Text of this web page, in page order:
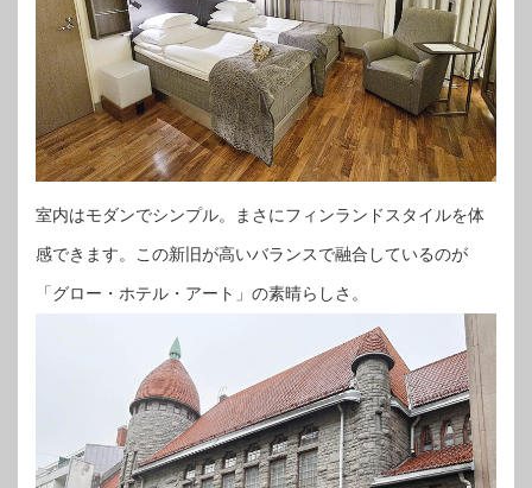
室内はモダンでシンプル。まさにフィンランドスタイルを体
感できます。この新旧が高いバランスで融合しているのが
「グロー・ホテル・アート」の素晴らしさ。